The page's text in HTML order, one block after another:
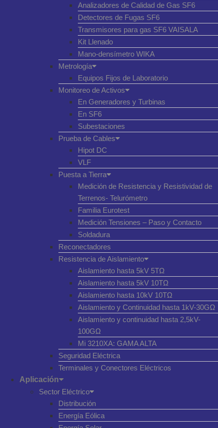
Analizadores de Calidad de Gas SF6
Detectores de Fugas SF6
Transmisores para gas SF6 VAISALA
Kit Llenado
Mano-densímetro WIKA
Metrología
Equipos Fijos de Laboratorio
Monitoreo de Activos
En Generadores y Turbinas
En SF6
Subestaciones
Prueba de Cables
Hipot DC
VLF
Puesta a Tierra
Medición de Resistencia y Resistividad de
Terrenos- Telurómetro
Familia Eurotest
Medición Tensiones – Paso y Contacto
Soldadura
Reconectadores
Resistencia de Aislamiento
Aislamiento hasta 5kV 5TΩ
Aislamiento hasta 5kV 10TΩ
Aislamiento hasta 10kV 10TΩ
Aislamiento y Continuidad hasta 1kV-30GΩ
Aislamiento y continuidad hasta 2,5kV-
100GΩ
Mi 3210XA: GAMA ALTA
Seguridad Eléctrica
Terminales y Conectores Eléctricos
Aplicación
Sector Eléctrico
Distribución
Energía Eólica